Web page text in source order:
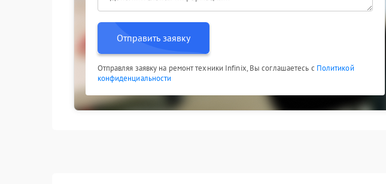
Отправить заявку
Отправляя заявку на ремонт техники Infinix, Вы соглашаетесь с Политикой
конфиденциальности